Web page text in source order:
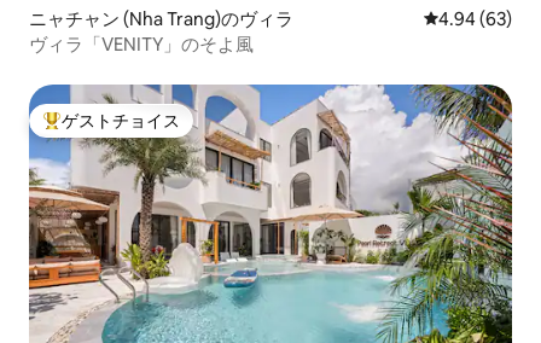
ニャチャン (Nha Trang)のヴィラ レビュー63
4.94 (63)
ヴィラ「VENITY」のそよ風
大好評のゲストチョイスです。
ゲストチョイス